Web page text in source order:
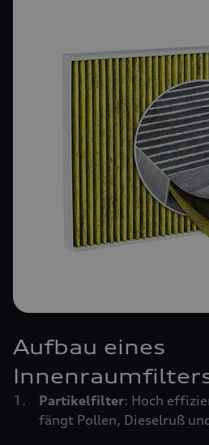
Aufbau eines
Partikelfilter: Hoch
fängt Pollen, Dieselruß